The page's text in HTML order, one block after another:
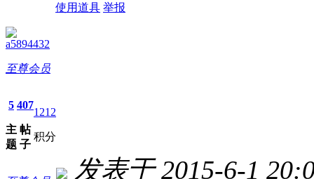
使用道具 举报
a5894432
至尊会员
5
主
题
407
帖
子
1212
积分
发表于 2015-6-1